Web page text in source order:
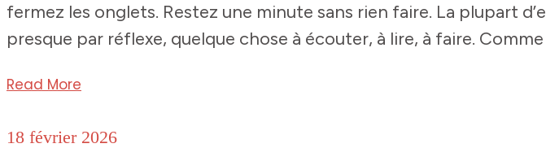
fermez les onglets. Restez une minute sans rien faire. La plupart
presque par réflexe, quelque chose à écouter, à lire, à faire.
Read More
18 février 2026